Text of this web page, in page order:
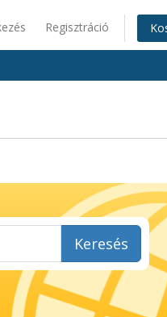
Regisztráció
Keresés